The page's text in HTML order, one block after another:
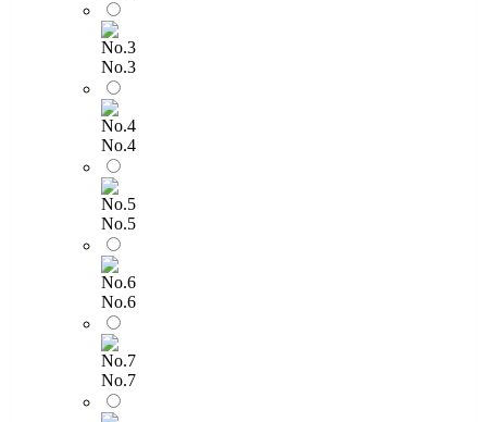
No.3
No.4
No.5
No.6
No.7